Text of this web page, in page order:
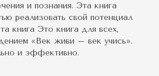
и познания. Эта книга
реализовать свой потенциал
книга Это книга для всех,
«Век живи – век учись».
и эффективно.